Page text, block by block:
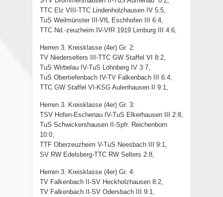
TTC Elz VIII-TTC Lindenholzhausen IV 5:5,
TuS Weilmünster III-VfL Eschhofen III 6:4,
TTC Nd.-zeuzheim IV-VfR 1919 Limburg III 4:6,
Herren 3. Kreisklasse (4er) Gr. 2:
TV Niederselters III-TTC GW Staffel VI 8:2,
TuS Wirbelau IV-TuS Löhnberg IV 3:7,
TuS Obertiefenbach IV-TV Falkenbach III 6:4,
TTC GW Staffel VI-KSG Aulenhausen II 9:1,
Herren 3. Kreisklasse (4er) Gr. 3:
TSV Hofen-Eschenau IV-TuS Elkerhausen III 2:8,
TuS Schwickershausen II-Spfr. Reichenborn
10:0,
TTF Oberzeuzheim V-TuS Neesbach III 9:1,
SV RW Edelsberg-TTC RW Selters 2:8,
Herren 3. Kreisklasse (4er) Gr. 4:
TV Falkenbach II-SV Heckholzhausen 8:2,
TV Falkenbach II-SV Odersbach III 9:1,